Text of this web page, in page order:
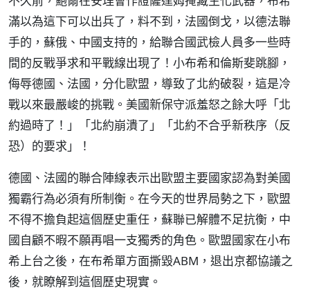
滿以為這下可以出兵了，料不到，法國倒戈，以德法聯
手的，蘇俄、中國支持的，給聯合國武檢人員多一些時
間的反戰爭求和平戰線出現了！小布希和倫斯斐跳腳，
侮辱德國、法國，分化歐盟，導致了北約破裂，這是冷
戰以來最嚴峻的挑戰。美國新保守派羞怒之餘大呼「北
約過時了！」「北約崩潰了」「北約不合乎新秩序（反
恐）的要求」！
德國、法國的聯合陣線表示出歐盟主要國家認為對美國
獨霸行為必須有所制衡。在今天的世界局勢之下，歐盟
不得不擔負起這個歷史重任，蘇聯已解體不足抗衡，中
國自顧不暇不願再唱一支獨秀的角色。歐盟國家在小布
希上台之後，在布希單方面撕毀ABM，退出京都協議之
後，就瞭解到這個歷史現實。